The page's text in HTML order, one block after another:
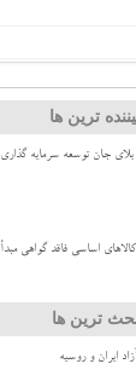
ترین ها
جان توسعه سرمایه گذاری
اساسی فاقد گواهی مبدأ
ترین ها
ایران و روسیه